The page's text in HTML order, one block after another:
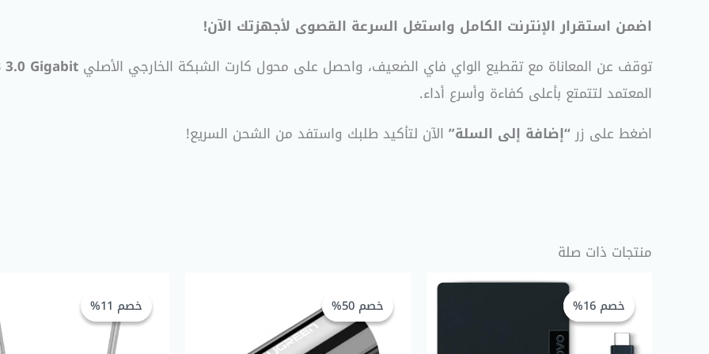
اضمن استقرار الإنترنت الكامل واستغل السرعة القصوى لأجهزتك الآن!
توقف عن المعاناة مع تقطيع الواي فاي الضعيف، واحصل على محول كارت الشبكة الخارجي الأصلي 3.0 Gigabit
المعتمد لتتمتع بأعلى كفاءة وأسرع أداء.
اضغط على زر“إضافة إلى السلة” الآن لتأكيد طلبك واستفد من الشحن السريع!
منتجات ذات صلة
خصم 16%
خصم 16%
السعر السعر
الحالي
خصم 50%
خصم 50%
EGP 300,00.
خصم 11%
خصم 11%
960,00.